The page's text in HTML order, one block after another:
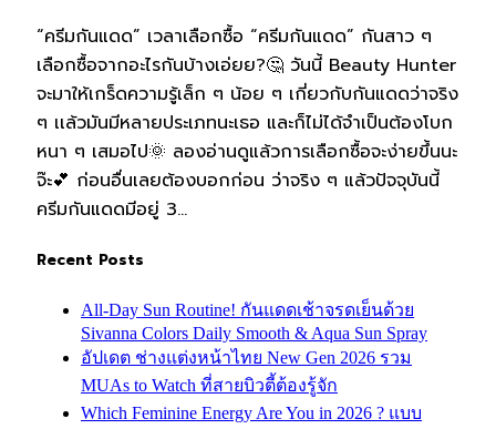
“ครีมกันแดด” เวลาเลือกซื้อ “ครีมกันแดด” กันสาว ๆ
เลือกซื้อจากอะไรกันบ้างเอ่ยย?🤔 วันนี้ Beauty Hunter
จะมาให้เกร็ดความรู้เล็ก ๆ น้อย ๆ เกี่ยวกับกันแดดว่าจริง
ๆ เเล้วมันมีหลายประเภทนะเธอ และก็ไม่ได้จำเป็นต้องโบก
หนา ๆ เสมอไป🌞 ลองอ่านดูแล้วการเลือกซื้อจะง่ายขึ้นนะ
จ๊ะ💕 ก่อนอื่นเลยต้องบอกก่อน ว่าจริง ๆ แล้วปัจจุบันนี้
ครีมกันแดดมีอยู่ 3…
Recent Posts
All-Day Sun Routine! กันแดดเช้าจรดเย็นด้วย
Sivanna Colors Daily Smooth & Aqua Sun Spray
อัปเดต ช่างแต่งหน้าไทย New Gen 2026 รวม
MUAs to Watch ที่สายบิวตี้ต้องรู้จัก
Which Feminine Energy Are You in 2026 ? แบบ